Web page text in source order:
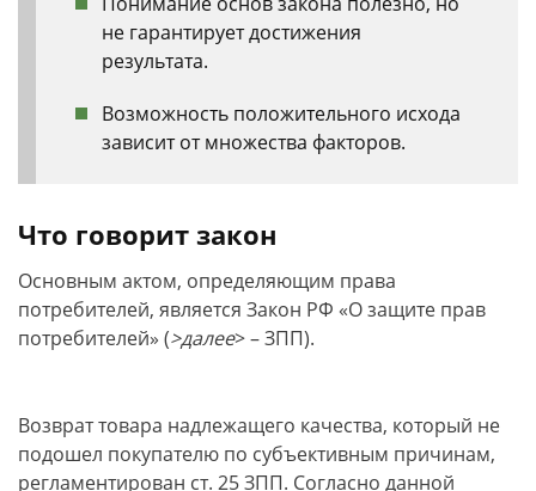
не гарантирует достижения
результата.
Возможность положительного исхода
зависит от множества факторов.
Что говорит закон
Основным актом, определяющим права
потребителей, является Закон РФ «О защите прав
потребителей» (>далее> – ЗПП).
Возврат товара надлежащего качества, который не
подошел покупателю по субъективным причинам,
регламентирован ст. 25 ЗПП. Согласно данной